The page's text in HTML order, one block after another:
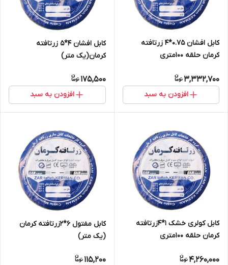
کابل افشان 0.75*4 زرتافته
کرمان حلقه 100متری
3,332,700
افزودن به سبد
کابل افشان 4*5 زرتافته
کرمان(یک متر)
175,500
افزودن به سبد
کابل کولری خشک 1*4زرتافته
کرمان حلقه 100متری
4,260,000
کابل مفتول 6*2زرتافته کرمان
(یک متر)
115,200